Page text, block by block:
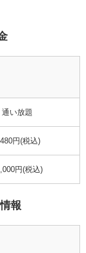
通い放題
円(税込)
円(税込)
報